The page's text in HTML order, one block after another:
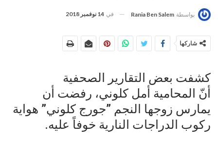
بواسطة Rania Ben Salem في 14 نوفمبر 2018
شاركها
كشفت بعض التقارير الصحفية
أنّ المحامية أمل كلوني، رفضت أن
يمارس زوجها النجم ”جورج كلوني” هواية
ركوب الدراجات النارية خوفاً عليه.